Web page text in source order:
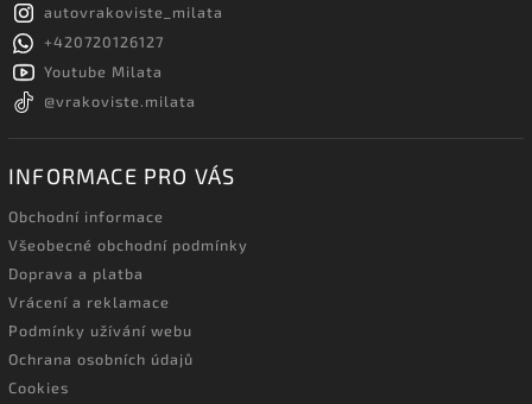
autovrakoviste_milata
+420720126127
Youtube Milata
@vrakoviste.milata
INFORMACE PRO VÁS
Obchodní informace
Všeobecné obchodní podmínky
Doprava a platba
Vrácení a reklamace
Podmínky užívání webu
Ochrana osobních údajů
Cookies